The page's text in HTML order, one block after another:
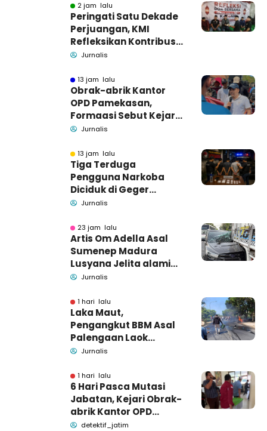
2 jam lalu
Peringati Satu Dekade
Perjuangan, KMI
Refleksikan Kontribusi
untuk Masyarakat
Jurnalis
13 jam lalu
Obrak-abrik Kantor
OPD Pamekasan,
Formaasi Sebut Kejari
Pamekasan
Jurnalis
13 jam lalu
Tiga Terduga
Pengguna Narkoba
Diciduk di Geger
Bangkalan, Polisi Masih
Barang Bukti
Jurnalis
23 jam lalu
Artis Om Adella Asal
Sumenep Madura
Lusyana Jelita alami
kecelakaan di Wonogiri
Jurnalis
1 hari lalu
Laka Maut,
Pengangkut BBM Asal
Palengaan Laok
Pamekasan Meninggal
Jurnalis
1 hari lalu
6 Hari Pasca Mutasi
Jabatan, Kejari Obrak-
abrik Kantor OPD
Pemkab Pamekasan
detektif_jatim